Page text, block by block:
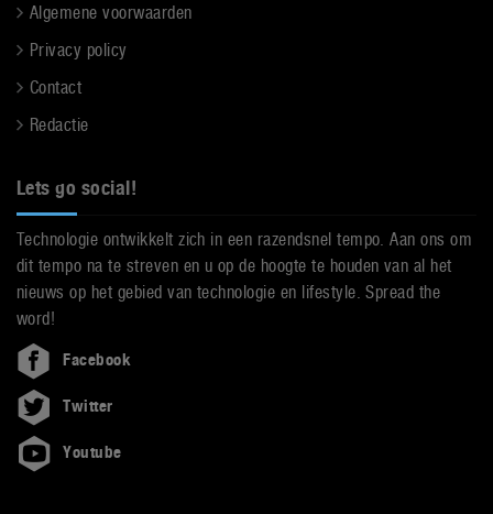
Algemene voorwaarden
Privacy policy
Contact
Redactie
Lets go social!
Technologie ontwikkelt zich in een razendsnel tempo. Aan ons om
dit tempo na te streven en u op de hoogte te houden van al het
nieuws op het gebied van technologie en lifestyle. Spread the
word!
Facebook
Twitter
Youtube